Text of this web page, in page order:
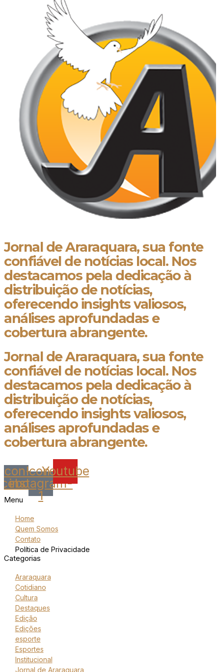
Jornal de Araraquara, sua fonte
confiável de notícias local. Nos
destacamos pela dedicação à
distribuição de notícias,
oferecendo insights valiosos,
análises aprofundadas e
cobertura abrangente.
Jornal de Araraquara, sua fonte
confiável de notícias local. Nos
destacamos pela dedicação à
distribuição de notícias,
oferecendo insights valiosos,
análises aprofundadas e
cobertura abrangente.
Icon-Icon-
instagram-
1
Youtube
Menu
Home
Quem Somos
Contato
Política de Privacidade
Categorias
Araraquara
Cotidiano
Cultura
Destaques
Edição
Edições
esporte
Esportes
Institucional
Jornal de Araraquara